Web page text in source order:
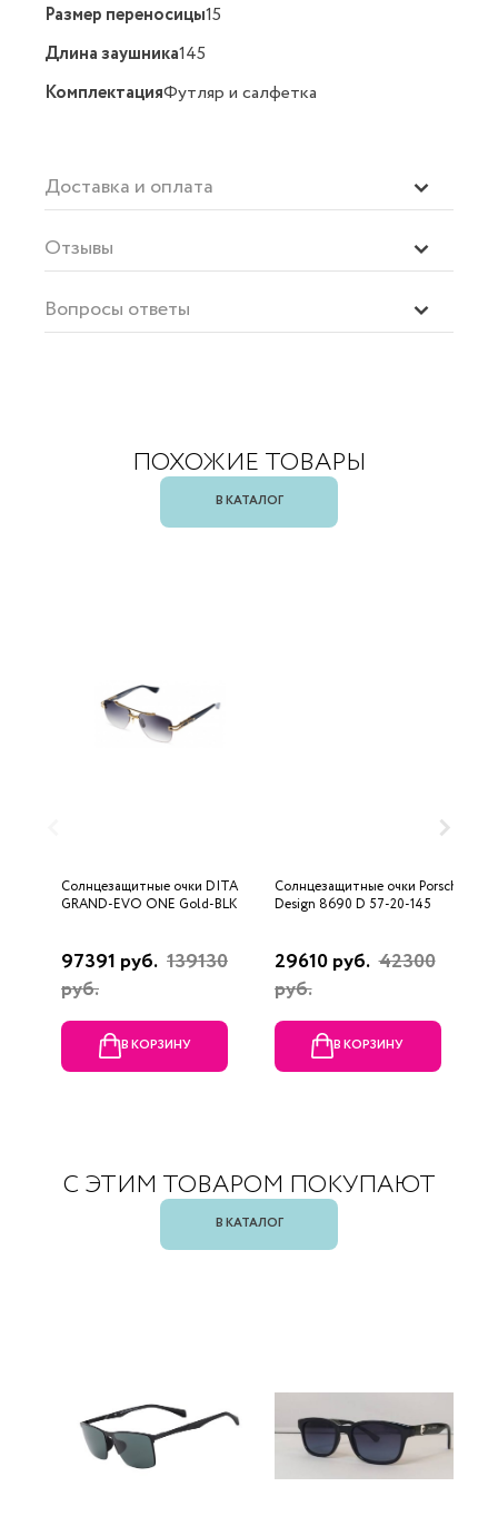
Размер переносицы15
Длина заушника145
КомплектацияФутляр и салфетка
Доставка и оплата
Отзывы
Вопросы ответы
ПОХОЖИЕ ТОВАРЫ
В КАТАЛОГ
Солнцезащитные очки DITA
GRAND-EVO ONE Gold-BLK
97391 руб. 139130
руб.
В КОРЗИНУ
Солнцезащитные очки Porsche
Design 8690 D 57-20-145
29610 руб. 42300
руб.
В КОРЗИНУ
С ЭТИМ ТОВАРОМ ПОКУПАЮТ
В КАТАЛОГ